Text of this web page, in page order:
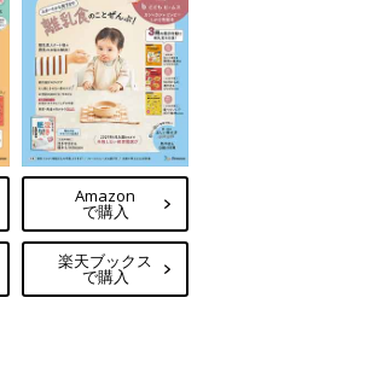
Amazon
で購入
楽天ブックス
で購入